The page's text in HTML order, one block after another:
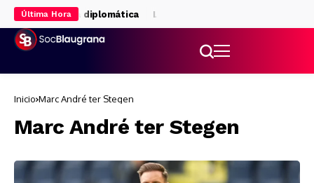
Última Hora
por la vía diplomática Las alternativas para la delantera si
Inicio Marc André ter Stegen
Marc André ter Stegen